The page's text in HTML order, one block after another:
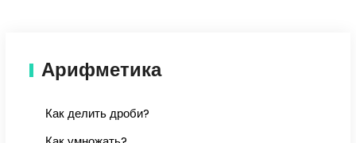
Арифметика
Как делить дроби?